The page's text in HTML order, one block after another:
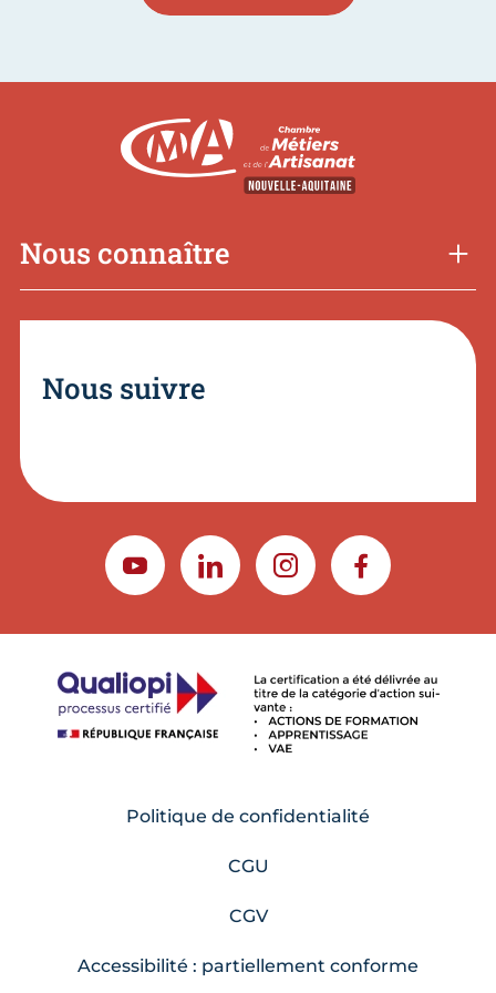
Nous connaître
Nous suivre
YOUTUBELINKEDININSTAGRAMFACEBOOK
Politique de confidentialité
CGU
CGV
Accessibilité : partiellement conforme